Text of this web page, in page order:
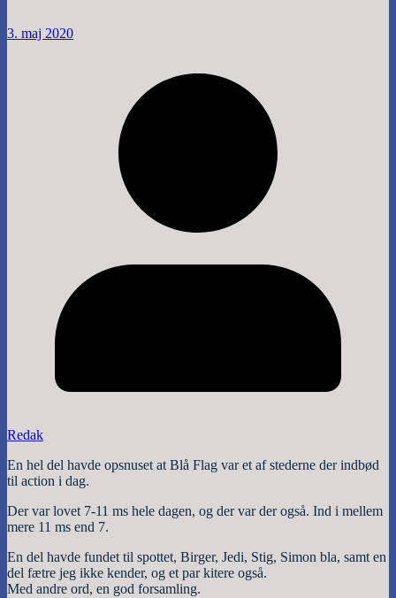
3. maj 2020
Redak
En hel del havde opsnuset at Blå Flag var et af stederne der indbød
til action i dag.
Der var lovet 7-11 ms hele dagen, og der var der også. Ind i mellem
mere 11 ms end 7.
En del havde fundet til spottet, Birger, Jedi, Stig, Simon bla, samt en
del fætre jeg ikke kender, og et par kitere også.
Med andre ord, en god forsamling.